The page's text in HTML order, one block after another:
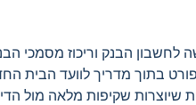
הבנק וריכוז מסמכי
בתוך מדריך לוועד הבית
שיוצרות שקיפות מלאה מול